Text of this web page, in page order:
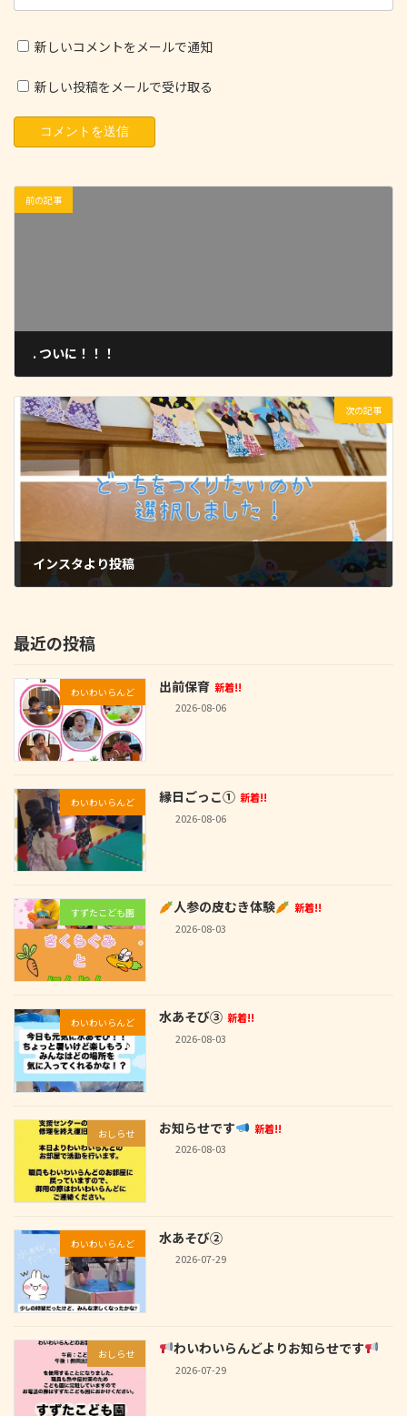
新しいコメントをメールで通知
新しい投稿をメールで受け取る
前の記事
. ついに！！！
次の記事
インスタより投稿
最近の投稿
わいわいらんど 出前保育 新着!!
2026-08-06
わいわいらんど 縁日ごっこ① 新着!!
2026-08-06
すずたこども園 人参の皮むき体験
新着!!
2026-08-03
わいわいらんど 水あそび③ 新着!!
2026-08-03
おしらせ お知らせです
新着!!
2026-08-03
わいわいらんど 水あそび②
2026-07-29
おしらせ わいわいらんどよりお知らせです
2026-07-29